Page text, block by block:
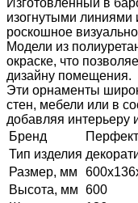
изогнутыми
роскошное
Модели из
окраске, что
дизайну помещения.
Эти орнаменты
стен, мебели или в
добавляя интерьеру
Бренд
Перфект
Тип изделия
Размер, мм
Высота, мм 600